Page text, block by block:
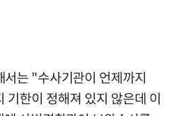
는 "수사기관이 언제까지
기한이 정해져 있지 않은데 이